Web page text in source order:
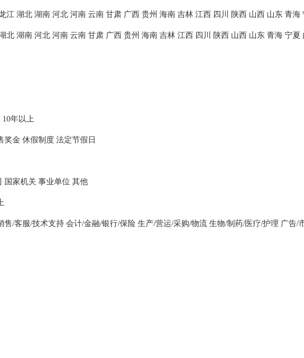
江 湖北 湖南 河北 河南 云南 甘肃 广西 贵州 海南 吉林 江西 四川 陕西 山西 山东 青海
北 湖南 河北 河南 云南 甘肃 广西 贵州 海南 吉林 江西 四川 陕西 山西 山东 青海 宁夏
10年以上
奖金 休假制度 法定节假日
国家机关 事业单位 其他
售/客服/技术支持 会计/金融/银行/保险 生产/营运/采购/物流 生物/制药/医疗/护理 广告/